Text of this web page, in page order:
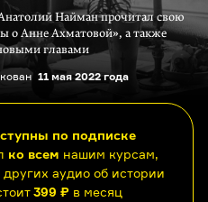
Найман прочитал свою
о Анне Ахматовой», а также
главами
11 мая 2022 года
по подписке
ко всем нашим курсам,
аудио об истории
399 ₽ в месяц